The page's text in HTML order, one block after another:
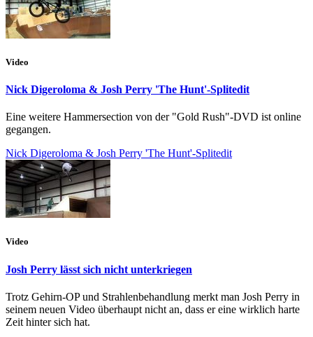
Video
Nick Digeroloma & Josh Perry 'The Hunt'-Splitedit
Eine weitere Hammersection von der "Gold Rush"-DVD ist online
gegangen.
Nick Digeroloma & Josh Perry 'The Hunt'-Splitedit
Video
Josh Perry lässt sich nicht unterkriegen
Trotz Gehirn-OP und Strahlenbehandlung merkt man Josh Perry in
seinem neuen Video überhaupt nicht an, dass er eine wirklich harte
Zeit hinter sich hat.